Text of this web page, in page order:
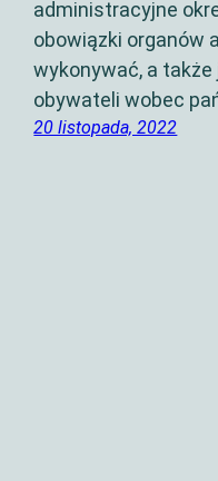
administracyjne
obowiązki organów
wykonywać, a
obywateli wobec
20 listopada, 2022